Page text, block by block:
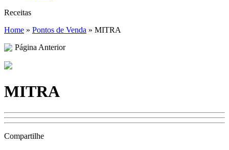
Receitas
Home » Pontos de Venda » MITRA
Página Anterior
MITRA
Compartilhe